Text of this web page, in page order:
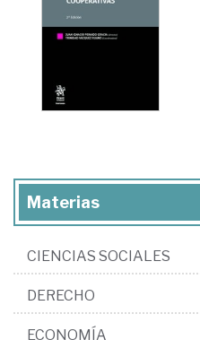
Materias
CIENCIAS SOCIALES
DERECHO
ECONOMÍA